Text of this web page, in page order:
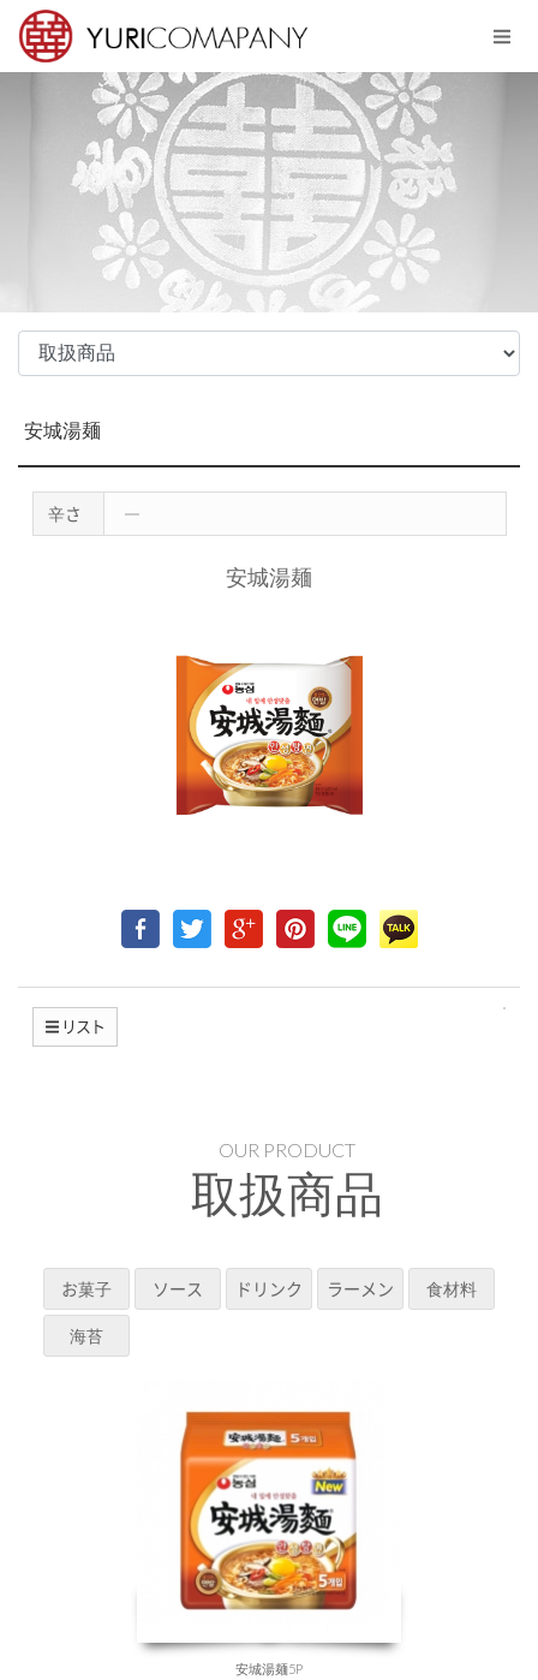
安城湯麺
辛さ ―
安城湯麺
リスト
OUR PRODUCT
取扱商品
お菓子 ソース ドリンク ラーメン 食材料
海苔
安城湯麺5P